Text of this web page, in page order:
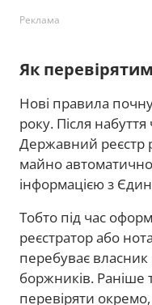
Реклама
Як
Нові правила
року. Після
Державний реєстр
майно
інформацією з
Тобто під час
реєстратор або
перебуває власник
боржників. Раніше
перевіряти